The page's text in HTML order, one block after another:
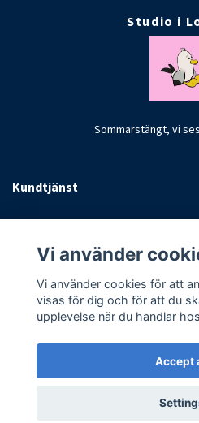
Studio i
Sommarstängt, vi
Kundtjänst
© 2026
Vi använder
Vi använder cookies för att
visas för dig och för att du
upplevelse när du handlar
Accept